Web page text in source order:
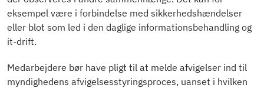
eksempel være i forbindelse med sikkerhedshændelser
eller blot som led i den daglige informationsbehandling og
it-drift.
Medarbejdere bør have pligt til at melde afvigelser ind til
myndighedens afvigelsesstyringsproces, uanset i hvilken